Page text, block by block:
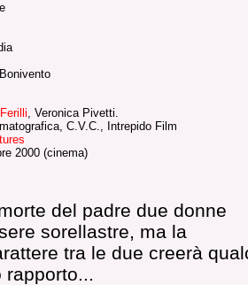
, Veronica Pivetti.
C.V.C., Intrepido Film
2000 (cinema)
del padre due donne
sorellastre, ma la
tra le due creerà
rapporto...